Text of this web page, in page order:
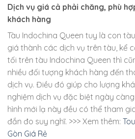
Dịch vụ giá cả phải chăng, phù
khách hàng
Tàu Indochina Queen tuy là con
giá thành các dịch vụ trên tàu, kể
tối trên tàu Indochina Queen thì
nhiều đối tượng khách hàng đến
dịch vụ. Điều đó giúp cho lượng
nghiệm dịch vụ đặc biệt ngày
hình mới lạ này đều có thể tham
đắn đo suy nghĩ. >>> Xem thêm:
Gòn Giá Rẻ